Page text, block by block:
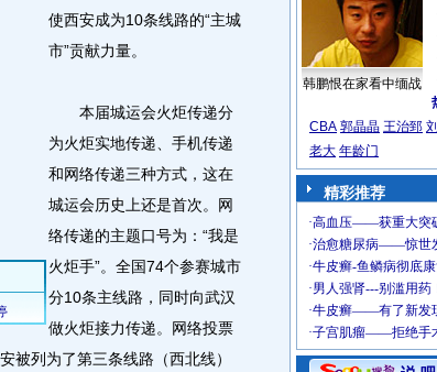
使西安成为10条线路的“主城
市”贡献力量。
本届城运会火炬传递分
为火炬实地传递、手机传递
和网络传递三种方式，这在
城运会历史上还是首次。网
络传递的主题口号为：“我是
火炬手”。全国74个参赛城市
分10条主线路，同时向武汉
做火炬接力传递。网络投票
被列为了第三条线路（西北线）
韩鹏恨在家看中缅战
CBA 郭晶晶 王治郅
老大 年龄门
精彩推荐